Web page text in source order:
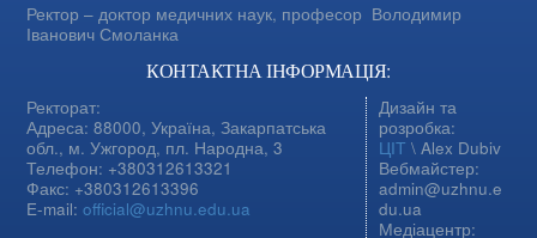
Ректор – доктор медичних наук, професор Володимир
Іванович Смоланка
КОНТАКТНА ІНФОРМАЦІЯ:
Ректорат:
Адреса: 88000, Україна, Закарпатська
обл., м. Ужгород, пл. Народна, 3
Телефон: +380312613321
Факс: +380312613396
E-mail:official@uzhnu.edu.ua
Дизайн та
розробка:
ЦІТ \ Alex Dubiv
Вебмайстер:
admin@uzhnu.e
du.ua
Медіацентр: